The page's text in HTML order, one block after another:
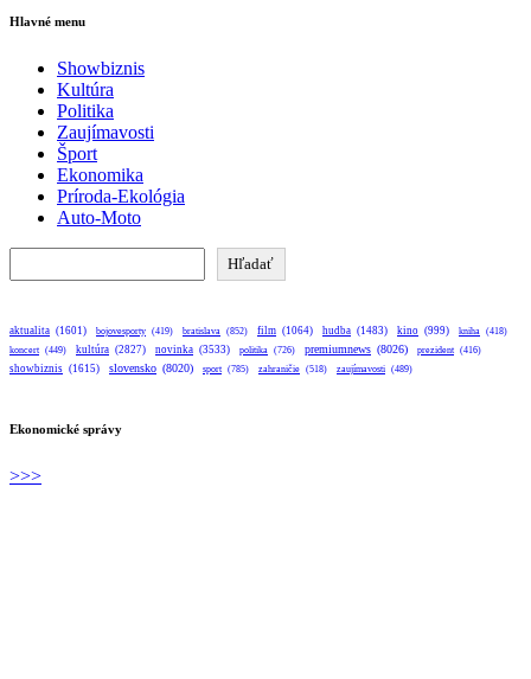
Hlavné menu
Showbiznis
Kultúra
Politika
Zaujímavosti
Šport
Ekonomika
Príroda-Ekológia
Auto-Moto
Hľadať
aktualita (1601) bojovesporty (419) bratislava (852) film (1064) hudba (1483) kino (999) kniha (418)
koncert (449) kultúra (2827) novinka (3533) politika (726) premiumnews (8026) prezident (416)
showbiznis (1615) slovensko (8020) sport (785) zahraničie (518) zaujímavosti (489)
Ekonomické správy
>>>